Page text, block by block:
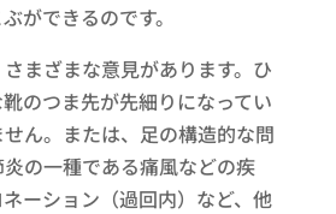
ができるのです。
まざまな意見があります。ひ
のつま先が先細りになってい
ん。または、足の構造的な問
の一種である痛風などの疾
ーション（過回内）など、他